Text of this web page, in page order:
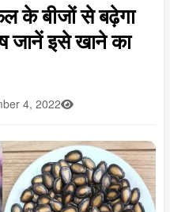
के बीजों से बढ़ेगा
जानें इसे खाने का
4, 2022